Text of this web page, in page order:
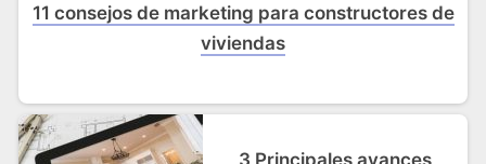
11 consejos de marketing para constructores de
viviendas
3 Principales avances